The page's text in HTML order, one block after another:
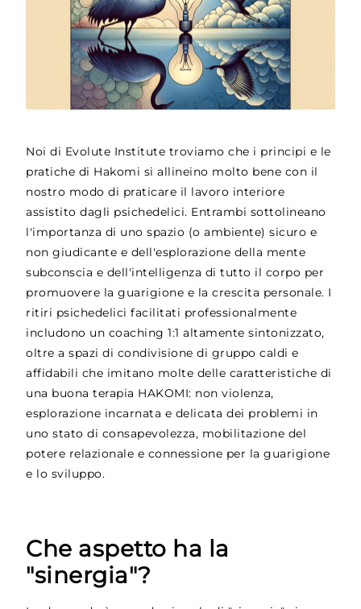
Noi di Evolute Institute troviamo che i principi e le
pratiche di Hakomi si allineino molto bene con il
nostro modo di praticare il lavoro interiore
assistito dagli psichedelici. Entrambi sottolineano
l'importanza di uno spazio (o ambiente) sicuro e
non giudicante e dell'esplorazione della mente
subconscia e dell'intelligenza di tutto il corpo per
promuovere la guarigione e la crescita personale. I
ritiri psichedelici facilitati professionalmente
includono un coaching 1:1 altamente sintonizzato,
oltre a spazi di condivisione di gruppo caldi e
affidabili che imitano molte delle caratteristiche di
una buona terapia HAKOMI: non violenza,
esplorazione incarnata e delicata dei problemi in
uno stato di consapevolezza, mobilitazione del
potere relazionale e connessione per la guarigione
e lo sviluppo.
Che aspetto ha la
"sinergia"?